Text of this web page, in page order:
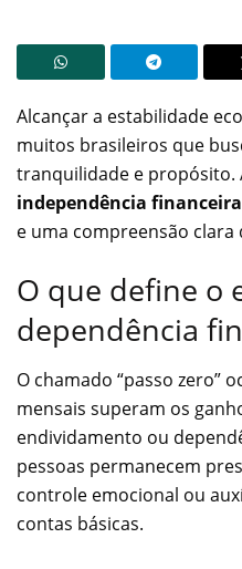
Alcançar a estabilidade
muitos brasileiros que
tranquilidade e propósito.
independência financeira
e uma compreensão clara
O que define o
dependência
O chamado “passo zero”
mensais superam os
endividamento ou
pessoas permanecem
controle emocional ou
contas básicas.